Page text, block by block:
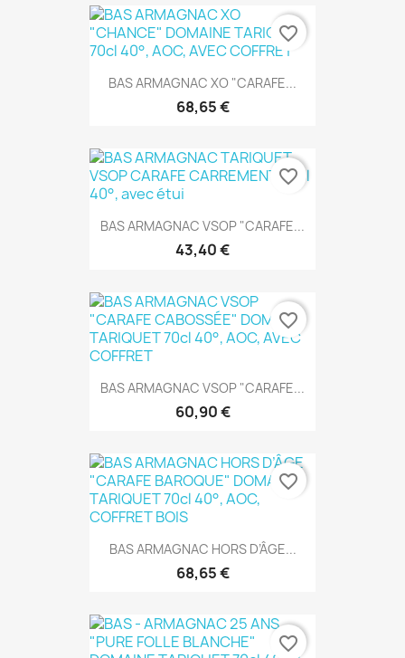
BAS ARMAGNAC XO "CARAFE...
68,65 €
favorite_border
BAS ARMAGNAC VSOP "CARAFE...
43,40 €
favorite_border
BAS ARMAGNAC VSOP "CARAFE...
60,90 €
favorite_border
BAS ARMAGNAC HORS D’ÂGE...
68,65 €
favorite_border
favorite_border